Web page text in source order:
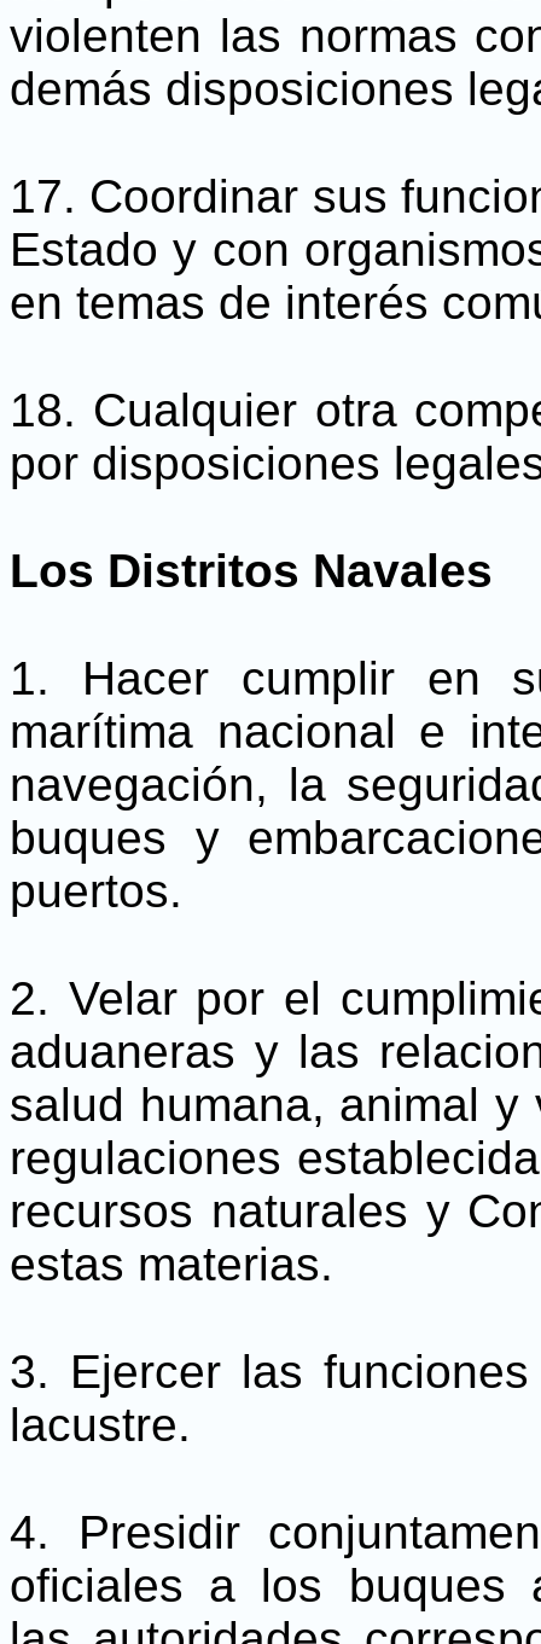
violenten las normas
demás disposiciones
17. Coordinar sus
Estado y con
en temas de interés
18. Cualquier otra
por disposiciones
Los Distritos Navales
1. Hacer cumplir en
marítima nacional e
navegación, la
buques y
puertos.
2. Velar por el
aduaneras y las
salud humana, animal
regulaciones
recursos naturales y
estas materias.
3. Ejercer las
lacustre.
4. Presidir
oficiales a los buques